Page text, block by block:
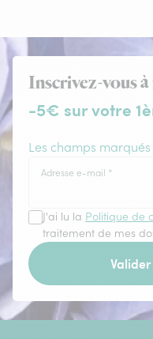
Inscrivez-vous
-5€ sur votre
Les champs
Adresse e-mail *
J'ai lu la Politique de
traitement de mes